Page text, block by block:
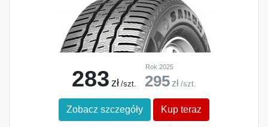
283 zł /szt.
Rok 2025
295 zł /szt.
Zobacz szczegóły Kup teraz